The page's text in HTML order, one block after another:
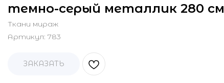
темно-серый металлик 280 см
Ткани мираж
Артикул: 783
ЗАКАЗАТЬ